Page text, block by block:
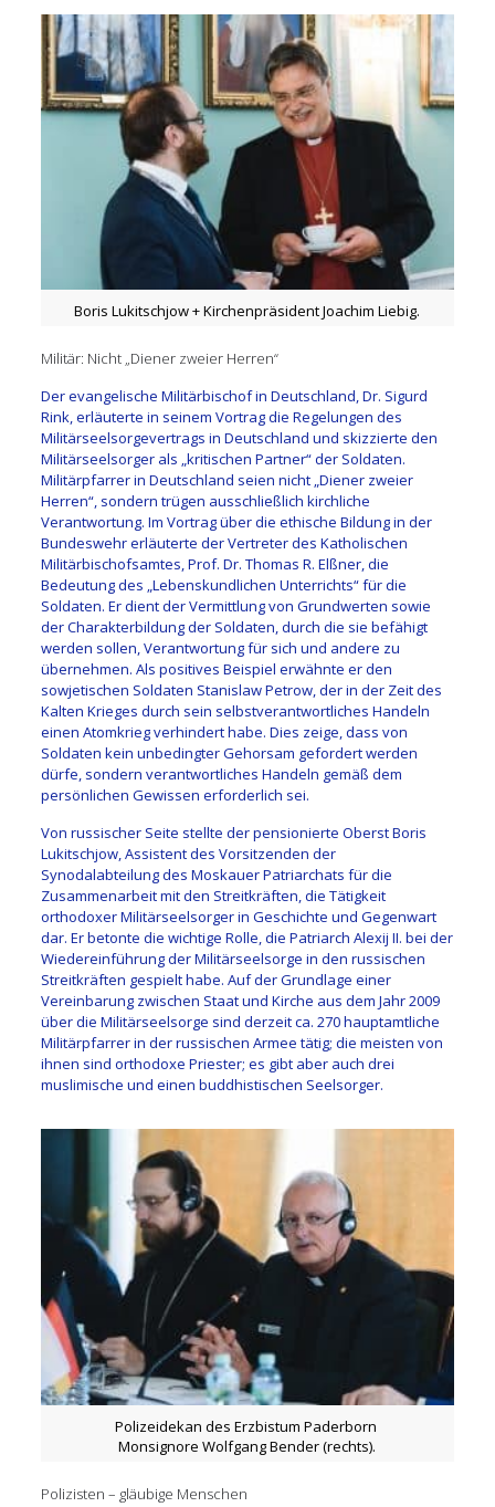
Boris Lukitschjow + Kirchenpräsident Joachim Liebig.
Militär: Nicht „Diener zweier Herren“
Der evangelische Militärbischof in Deutschland, Dr. Sigurd
Rink, erläuterte in seinem Vortrag die Regelungen des
Militärseelsorgevertrags in Deutschland und skizzierte den
Militärseelsorger als „kritischen Partner“ der Soldaten.
Militärpfarrer in Deutschland seien nicht „Diener zweier
Herren“, sondern trügen ausschließlich kirchliche
Verantwortung. Im Vortrag über die ethische Bildung in der
Bundeswehr erläuterte der Vertreter des Katholischen
Militärbischofsamtes, Prof. Dr. Thomas R. Elßner, die
Bedeutung des „Lebenskundlichen Unterrichts“ für die
Soldaten. Er dient der Vermittlung von Grundwerten sowie
der Charakterbildung der Soldaten, durch die sie befähigt
werden sollen, Verantwortung für sich und andere zu
übernehmen. Als positives Beispiel erwähnte er den
sowjetischen Soldaten Stanislaw Petrow, der in der Zeit des
Kalten Krieges durch sein selbstverantwortliches Handeln
einen Atomkrieg verhindert habe. Dies zeige, dass von
Soldaten kein unbedingter Gehorsam gefordert werden
dürfe, sondern verantwortliches Handeln gemäß dem
persönlichen Gewissen erforderlich sei.
Von russischer Seite stellte der pensionierte Oberst Boris
Lukitschjow, Assistent des Vorsitzenden der
Synodalabteilung des Moskauer Patriarchats für die
Zusammenarbeit mit den Streitkräften, die Tätigkeit
orthodoxer Militärseelsorger in Geschichte und Gegenwart
dar. Er betonte die wichtige Rolle, die Patriarch Alexij II. bei der
Wiedereinführung der Militärseelsorge in den russischen
Streitkräften gespielt habe. Auf der Grundlage einer
Vereinbarung zwischen Staat und Kirche aus dem Jahr 2009
über die Militärseelsorge sind derzeit ca. 270 hauptamtliche
Militärpfarrer in der russischen Armee tätig; die meisten von
ihnen sind orthodoxe Priester; es gibt aber auch drei
muslimische und einen buddhistischen Seelsorger.
Polizeidekan des Erzbistum Paderborn
Monsignore Wolfgang Bender (rechts).
Polizisten – gläubige Menschen